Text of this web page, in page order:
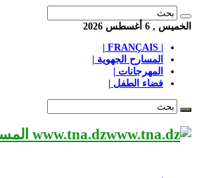
الخميس , 6 أغسطس 2026
المسارح الجهوية |
المهرجانات |
فضاء الطفل |
www.tna.dz المسرح الوطني الجزائري مؤسسة ثقافية عريقة تابعة لوزارة الثقافة-الجزائر، يحمل اسم العميد «محي الدين بشطارزي».